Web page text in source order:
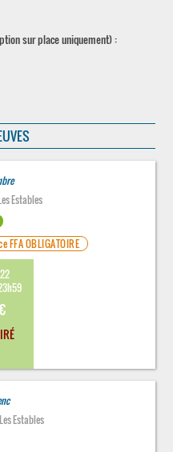
sur place uniquement) :
Estables
FFA OBLIGATOIRE
Estables